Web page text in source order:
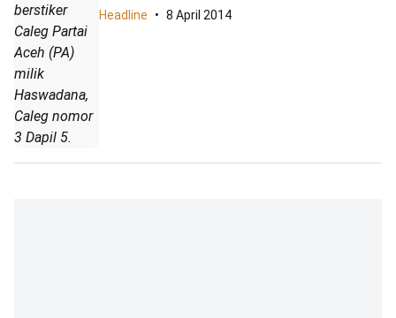
berstiker
Caleg Partai
Aceh (PA)
milik
Haswadana,
Caleg nomor
3 Dapil 5.
Headline 8 April 2014